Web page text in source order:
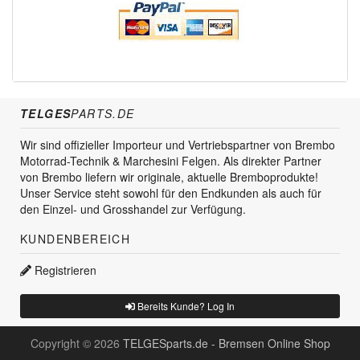
TELGESPARTS.DE
Wir sind offizieller Importeur und Vertriebspartner von Brembo
Motorrad-Technik & Marchesini Felgen. Als direkter Partner
von Brembo liefern wir originale, aktuelle Bremboprodukte!
Unser Service steht sowohl für den Endkunden als auch für
den Einzel- und Grosshandel zur Verfügung.
KUNDENBEREICH
Registrieren
Bereits Kunde? Log In
Copyright © 2026 TELGESparts.de - Bremsen Online Shop